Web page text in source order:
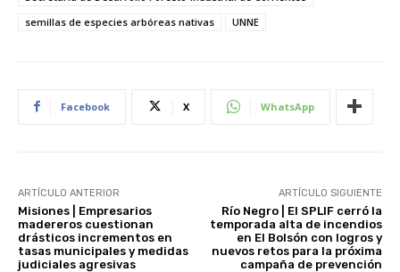
semillas de especies arbóreas nativas
UNNE
Facebook X WhatsApp
ARTÍCULO ANTERIOR
Misiones | Empresarios
madereros cuestionan
drásticos incrementos en
tasas municipales y medidas
judiciales agresivas
ARTÍCULO SIGUIENTE
Río Negro | El SPLIF cerró la
temporada alta de incendios
en El Bolsón con logros y
nuevos retos para la próxima
campaña de prevención